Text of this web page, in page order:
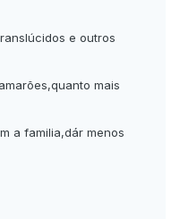
e outros
mais
a familia,dár menos